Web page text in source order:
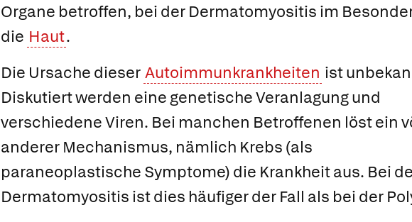
Organe betroffen, bei der Dermatomyositis im
die Haut.
Die Ursache dieser Autoimmunkrankheiten ist
Diskutiert werden eine genetische Veranlagung und
verschiedene Viren. Bei manchen Betroffenen löst ein
anderer Mechanismus, nämlich Krebs (als
paraneoplastische Symptome) die Krankheit aus. Bei
Dermatomyositis ist dies häufiger der Fall als bei der